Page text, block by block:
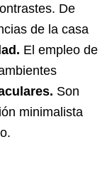
De
de la casa
El empleo de
Son
minimalista